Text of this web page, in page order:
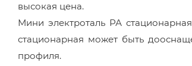
высокая цена.
Мини электроталь РА
стационарная может быть
профиля.